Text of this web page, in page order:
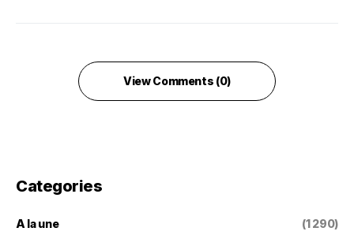
View Comments (0)
Categories
A la une (1 290)